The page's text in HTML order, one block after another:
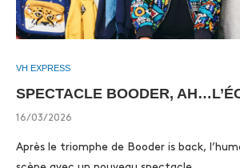
VH EXPRESS
SPECTACLE BOODER,
16/03/2026
Après le triomphe de Booder is back,